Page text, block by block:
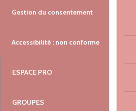
Gestion du consentement
Accessibilité : non conforme
ESPACE PRO
GROUPES